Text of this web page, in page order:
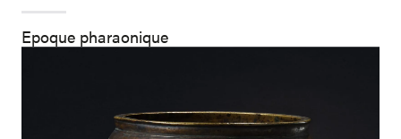
Epoque pharaonique